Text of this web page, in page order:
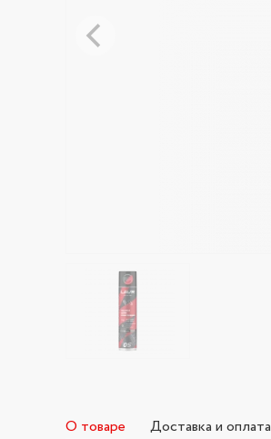
О товаре Доставка и оплата